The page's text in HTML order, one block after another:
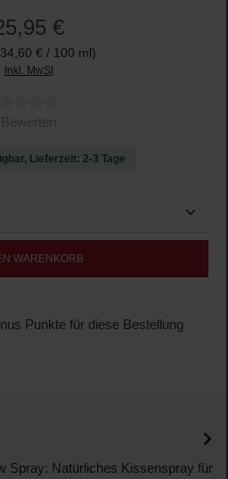
€
€ / 100 ml)
Inkl. MwSt
von 0 von 5 Sternen
Bewerten
Lieferzeit: 2-3 Tage
gewünschten Wert ein
WARENKORB
Punkte für diese Bestellung
Spray: Natürliches Kissenspray für